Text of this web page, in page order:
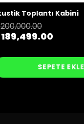
Toplantı Kabini
SEPETE EKLE